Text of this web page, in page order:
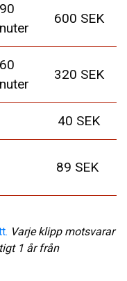
90
600 SEK
60
320 SEK
40 SEK
89 SEK
Varje klipp motsvarar
1 år från